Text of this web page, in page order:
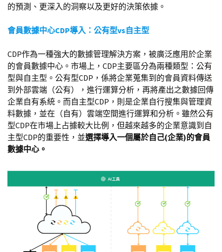
的預測、更深入的洞察以及更好的決策依據。
會員數據中心CDP導入：公有型vs自主型
CDP作為一種強大的數據管理解決方案，被廣泛應用於企業
的會員數據中心。市場上，CDP主要區分為兩種類型：公有
型與自主型。公有型CDP，係將企業蒐集到的會員資料傳送
到外部雲端（公有），進行運算分析，再將產出之數據回傳
企業自有系統。而自主型CDP，則是企業自行搜集與管理資
料數據，並在（自有）雲端空間進行運算和分析。雖然公有
型CDP在市場上占據較大比例，但越來越多的企業意識到自
主型CDP的重要性，並選擇導入一個屬於自己(企業)的會員
數據中心。